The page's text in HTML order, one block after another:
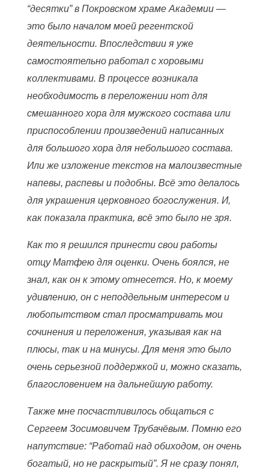
“десятки” в Покровском храме Академии —
это было началом моей регентской
деятельности. Впоследствии я уже
самостоятельно работал с хоровыми
коллективами. В процессе возникала
необходимость в переложении нот для
смешанного хора для мужского состава или
приспособлении произведений написанных
для большого хора для небольшого состава.
Или же изложение текстов на малоизвестные
напевы, распевы и подобны. Всё это делалось
для украшения церковного богослужения. И,
как показала практика, всё это было не зря.
Как то я решился принести свои работы
отцу Матфею для оценки. Очень боялся, не
знал, как он к этому отнесется. Но, к моему
удивлению, он с неподдельным интересом и
любопытством стал просматривать мои
сочинения и переложения, указывая как на
плюсы, так и на минусы. Для меня это было
очень серьезной поддержкой и, можно сказать,
благословением на дальнейшую работу.
Также мне посчастливилось общаться с
Сергеем Зосимовичем Трубачëвым. Помню его
напутствие: “Работай над обиходом, он очень
богатый, но не раскрытый”. Я не сразу понял,